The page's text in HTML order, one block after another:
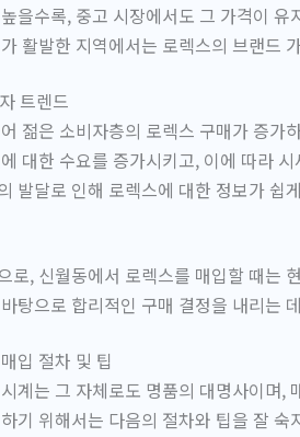
을수록, 중고 시장에서도 그 가격이
활발한 지역에서는 로렉스의 브랜드
트렌드
젊은 소비자층의 로렉스 구매가 증가
대한 수요를 증가시키고, 이에 따라
발달로 인해 로렉스에 대한 정보가 쉽
로, 신월동에서 로렉스를 매입할 때는
탕으로 합리적인 구매 결정을 내리는
입 절차 및 팁
계는 그 자체로도 명품의 대명사이며,
기 위해서는 다음의 절차와 팁을 잘 숙